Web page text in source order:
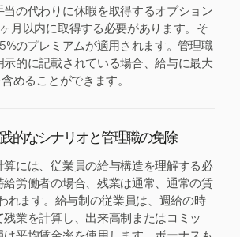
の代わりに休暇を取得するオプション
月以内に取得する必要があります。そ
のプレミアムが適用されます。管理職
的に記載されている場合、給与に最大
めることができます。
的なシナリオと管理職の免除
には、従業員の給与構造を理解する必
労働者の場合、残業は通常、通常の賃
れます。給与制の従業員は、週給の時
業を計算し、出来高制またはコミッ